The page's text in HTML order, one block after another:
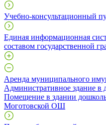
Учебно-консультационный
Единая информационная
составом государственной
Аренда муниципального
Административное здание в
Помещение в здании
Моготовской ОШ